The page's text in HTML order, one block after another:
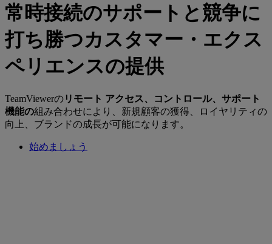
常時接続のサポートと競争に
打ち勝つカスタマー・エクス
ペリエンスの提供
TeamViewerのリモート アクセス、コントロール、サポート
機能の組み合わせにより、新規顧客の獲得、ロイヤリティの
向上、ブランドの成長が可能になります。
始めましょう